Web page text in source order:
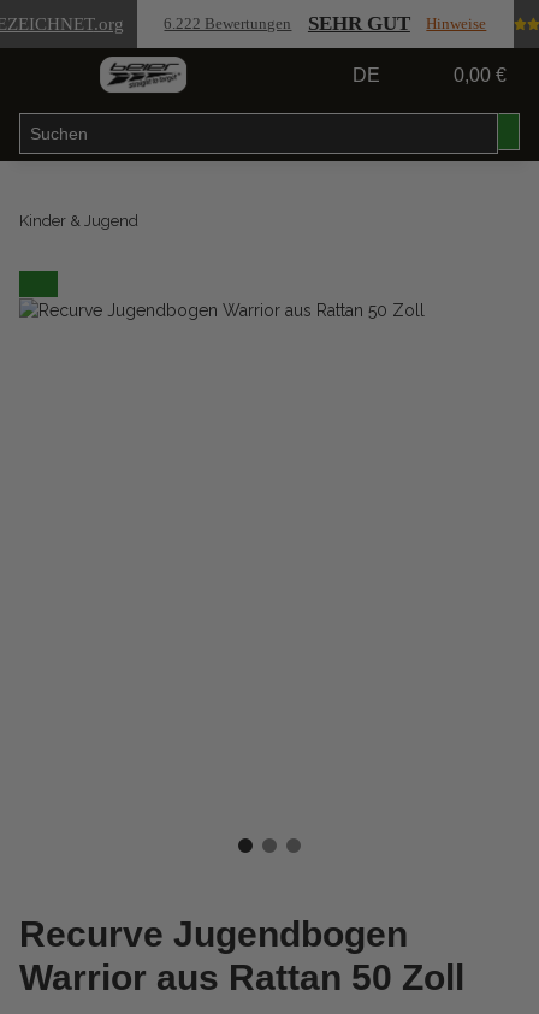
.org 6.222 Bewertungen SEHR GUT Hinweise
DE 0,00 €
Kinder & Jugend
Recurve Jugendbogen
Warrior aus Rattan 50 Zoll